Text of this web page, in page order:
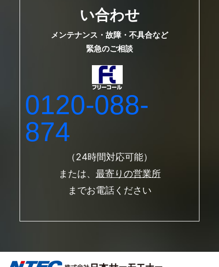
い合わせ
メンテナンス・故障・不具合など
緊急のご相談
0120-088-
874
（24時間対応可能）
または、 最寄りの営業所
までお電話ください